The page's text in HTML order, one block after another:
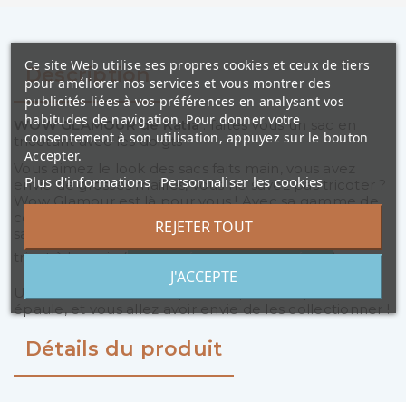
Description
WOW GLAMOUR de Katia: faites vous un sac en
tricotant avec les doigts !
Vous aimez le look des sacs faits main, vous avez
envie de grosses mailles, vous ne savez pas tricoter ?
Wow Glamour est là pour vous ! Avec sa gamme de
sac en un rien de temps grâce à la technique du
tricot à la main (
EXPLIQUÉE DANS CETTE VIDÉO ! )
épaule, et vous allez avoir envie de les collectionner !
Détails du produit
Ce site Web utilise ses propres cookies et ceux de tiers
pour améliorer nos services et vous montrer des
publicités liées à vos préférences en analysant vos
habitudes de navigation. Pour donner votre
consentement à son utilisation, appuyez sur le bouton
Accepter.
Plus d'informations Personnaliser les cookies
REJETER TOUT
J'ACCEPTE